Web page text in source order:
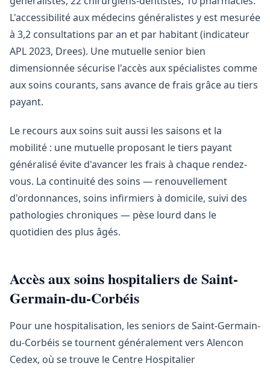
L'accessibilité aux médecins généralistes y est mesurée
à 3,2 consultations par an et par habitant (indicateur
APL 2023, Drees). Une mutuelle senior bien
dimensionnée sécurise l'accès aux spécialistes comme
aux soins courants, sans avance de frais grâce au tiers
payant.
Le recours aux soins suit aussi les saisons et la
mobilité : une mutuelle proposant le tiers payant
généralisé évite d'avancer les frais à chaque rendez-
vous. La continuité des soins — renouvellement
d'ordonnances, soins infirmiers à domicile, suivi des
pathologies chroniques — pèse lourd dans le
quotidien des plus âgés.
Accès aux soins hospitaliers de Saint-
Germain-du-Corbéis
Pour une hospitalisation, les seniors de Saint-Germain-
du-Corbéis se tournent généralement vers Alencon
Cedex, où se trouve le Centre Hospitalier